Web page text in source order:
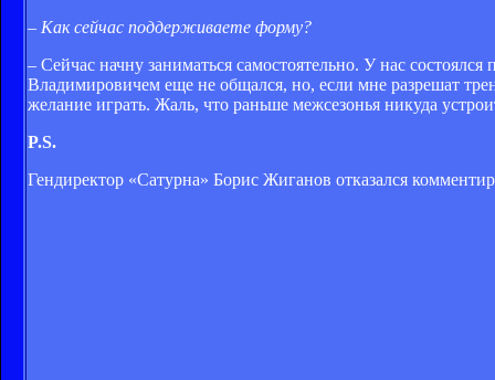
– Как сейчас поддерживаете форму?
– Сейчас начну заниматься самостоятельно. У нас
Владимировичем еще не общался, но, если мне разрешат
желание играть. Жаль, что раньше межсезонья никуда
P.S.
Гендиректор «Сатурна» Борис Жиганов отказался